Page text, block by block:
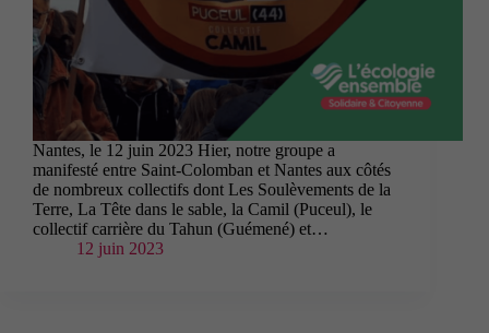
Nantes, le 12 juin 2023 Hier, notre groupe a
manifesté entre Saint-Colomban et Nantes aux côtés
de nombreux collectifs dont Les Soulèvements de la
Terre, La Tête dans le sable, la Camil (Puceul), le
collectif carrière du Tahun (Guémené) et…
12 juin 2023